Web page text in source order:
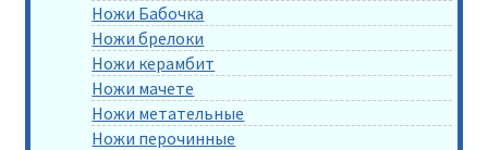
Ножи Бабочка
Ножи брелоки
Ножи керамбит
Ножи мачете
Ножи метательные
Ножи перочинные